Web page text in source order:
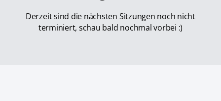
Derzeit sind die nächsten Sitzungen noch nicht
terminiert, schau bald nochmal vorbei :)